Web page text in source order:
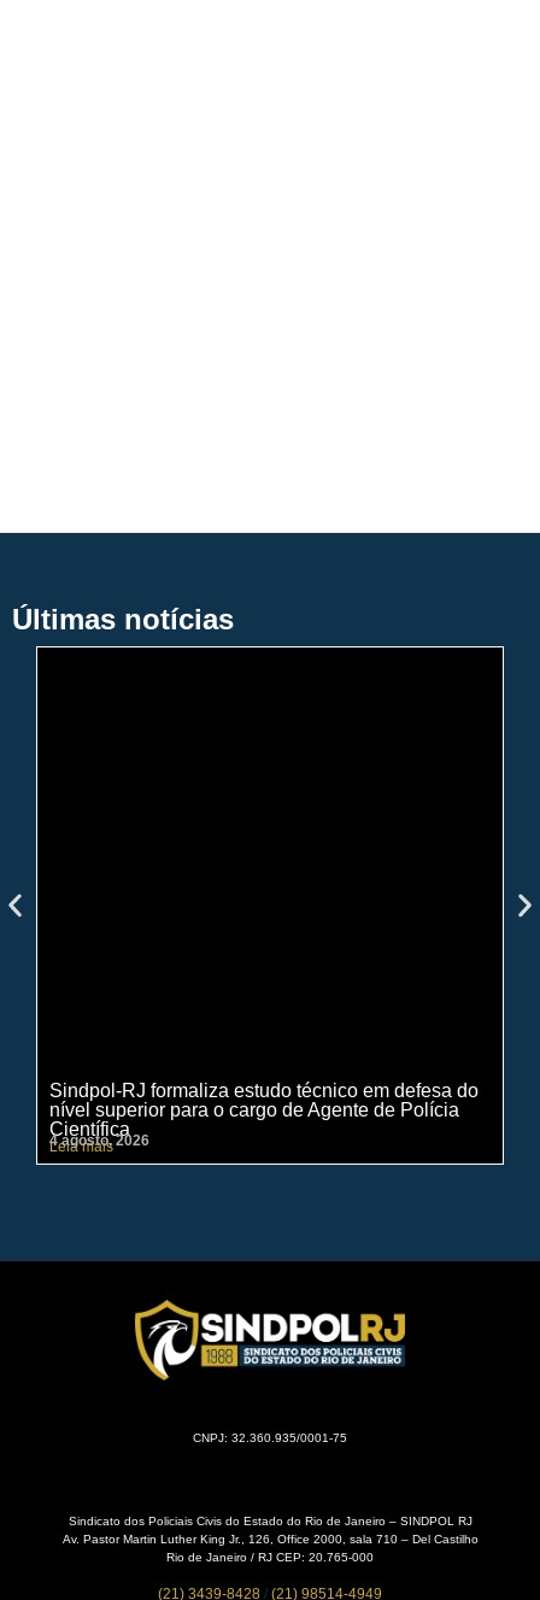
Últimas notícias
Sindpol-RJ formaliza estudo técnico em defesa do
nível superior para o cargo de Agente de Polícia
Científica
Leia mais
4 agosto, 2026
CNPJ: 32.360.935/0001-75
Sindicato dos Policiais Civis do Estado do Rio de Janeiro – SINDPOL RJ
Av. Pastor Martin Luther King Jr., 126, Office 2000, sala 710 – Del Castilho
Rio de Janeiro / RJ CEP: 20.765-000
(21) 3439-8428 / (21) 98514-4949